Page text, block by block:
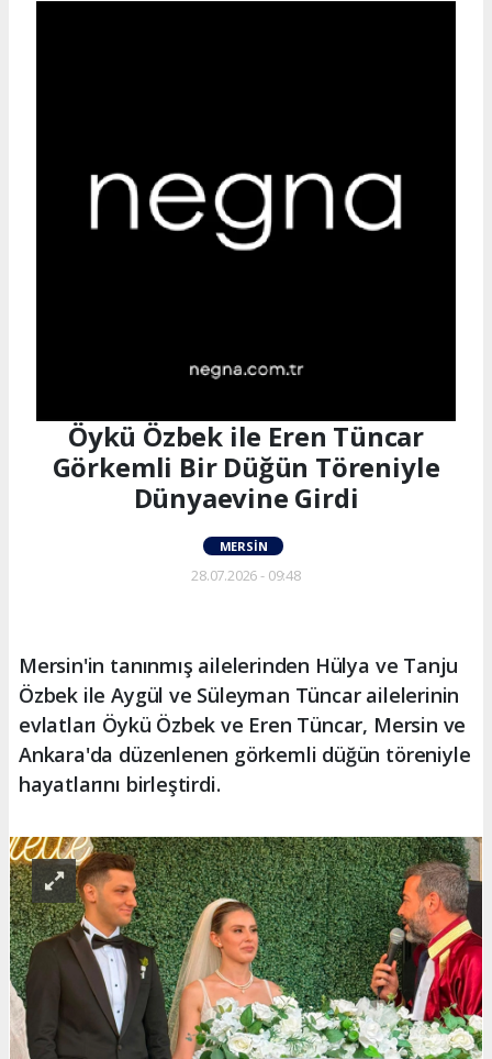
Öykü Özbek ile Eren Tüncar
Görkemli Bir Düğün Töreniyle
Dünyaevine Girdi
MERSIN
28.07.2026 - 09:48
Mersin'in tanınmış ailelerinden Hülya ve Tanju
Özbek ile Aygül ve Süleyman Tüncar ailelerinin
evlatları Öykü Özbek ve Eren Tüncar, Mersin ve
Ankara'da düzenlenen görkemli düğün töreniyle
hayatlarını birleştirdi.